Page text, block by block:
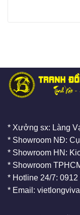
* Xưởng sx: Làng
* Showroom NĐ:
* Showroom HN:
* Showroom
* Hotline 24/7: 0912
* Email: